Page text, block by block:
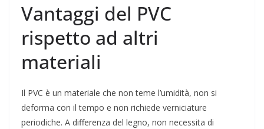
Vantaggi del PVC
rispetto ad altri
materiali
Il PVC è un materiale che non teme l’umidità, non si
deforma con il tempo e non richiede verniciature
periodiche. A differenza del legno, non necessita di